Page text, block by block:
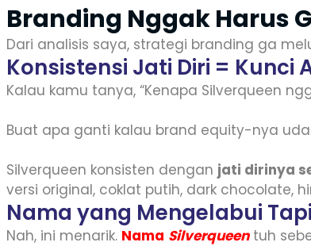
Branding Nggak Harus
Dari analisis saya, strategi branding ga
Konsistensi Jati Diri = Kunci
Kalau kamu tanya, “Kenapa Silverqueen
Buat apa ganti kalau brand equity-nya
Silverqueen konsisten dengan jati dirinya
versi original, coklat putih, dark chocolate,
Nama yang Mengelabui
Nah, ini menarik. Nama Silverqueentuh